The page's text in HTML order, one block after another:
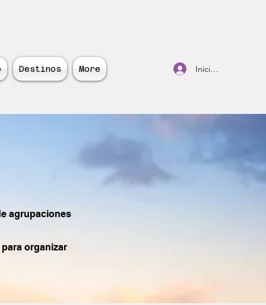
Destinos More Iniciar sesión
agrupaciones
organizar